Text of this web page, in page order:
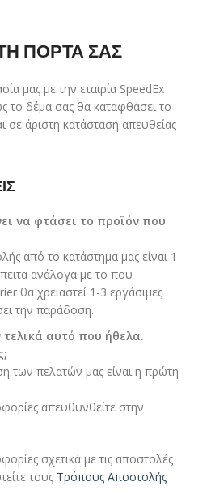
ΠΟΡΤΑ ΣΑΣ
μας με την εταιρία SpeedEx
το δέμα σας θα καταφθάσει το
σε άριστη κατάσταση απευθείας
να φτάσει το προϊόν που
από το κατάστημα μας είναι 1-
ανάλογα με το που
θα χρειαστεί 1-3 εργάσιμες
την παράδοση.
αυτό που ήθελα.
των πελατών μας είναι η πρώτη
απευθυνθείτε στην
σχετικά με τις αποστολές
τους Τρόπους Αποστολής